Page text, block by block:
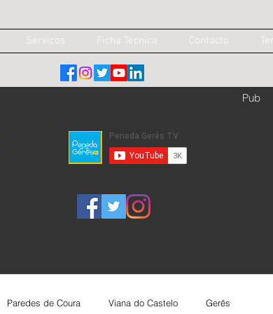
Serviços Ficha Técnica Contacto
Pub
Paredes de Coura Viana do Castelo Gerês